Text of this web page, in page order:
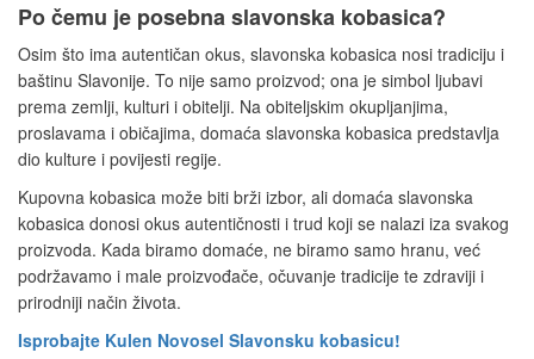
Po čemu je posebna slavonska kobasica?
Osim što ima autentičan okus, slavonska kobasica nosi tradiciju i
baštinu Slavonije. To nije samo proizvod; ona je simbol ljubavi
prema zemlji, kulturi i obitelji. Na obiteljskim okupljanjima,
proslavama i običajima, domaća slavonska kobasica predstavlja
dio kulture i povijesti regije.
Kupovna kobasica može biti brži izbor, ali domaća slavonska
kobasica donosi okus autentičnosti i trud koji se nalazi iza svakog
proizvoda. Kada biramo domaće, ne biramo samo hranu, već
podržavamo i male proizvođače, očuvanje tradicije te zdraviji i
prirodniji način života.
Isprobajte Kulen Novosel Slavonsku kobasicu!